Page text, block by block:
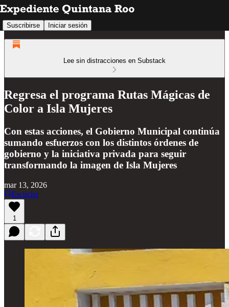
Suscribirse Iniciar sesión
Lee sin distracciones en Substack
Regresa el programa Rutas Mágicas de
Color a Isla Mujeres
Con estas acciones, el Gobierno Municipal continúa
sumando esfuerzos con los distintos órdenes de
gobierno y la iniciativa privada para seguir
transformando la imagen de Isla Mujeres
mar 13, 2026
Escucha
1